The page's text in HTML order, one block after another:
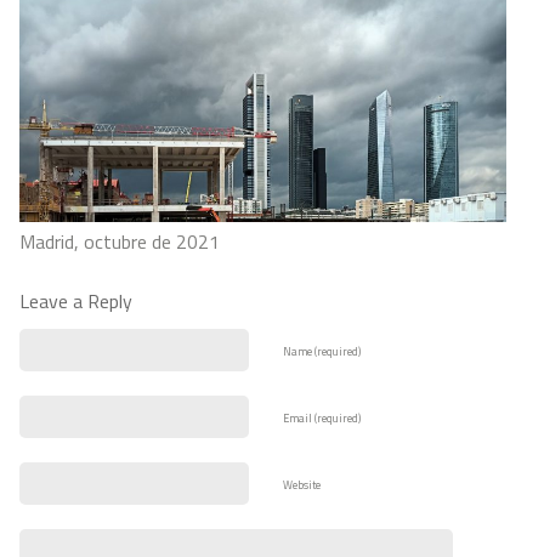
Madrid, octubre de 2021
Leave a Reply
Name (required)
Email (required)
Website